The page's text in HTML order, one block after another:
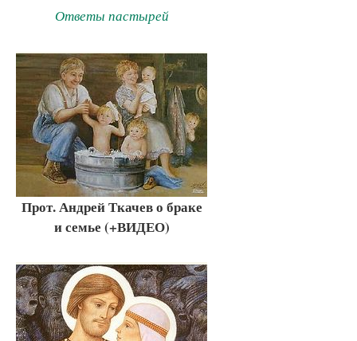
Ответы пастырей
Прот. Андрей Ткачев о браке
и семье (+ВИДЕО)